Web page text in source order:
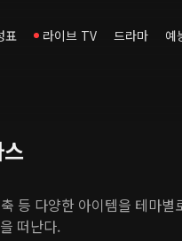
표 라이브 TV 드라마 예
등 다양한 아이템을 테마별
떠난다.